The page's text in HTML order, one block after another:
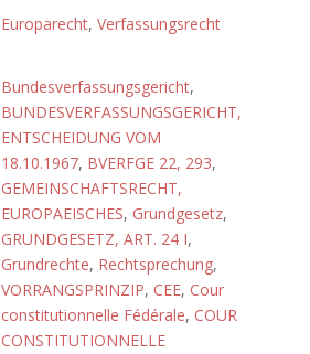
Europarecht, Verfassungsrecht
Bundesverfassungsgericht,
BUNDESVERFASSUNGSGERICHT,
ENTSCHEIDUNG VOM
18.10.1967, BVERFGE 22, 293,
GEMEINSCHAFTSRECHT,
EUROPAEISCHES, Grundgesetz,
GRUNDGESETZ, ART. 24 I,
Grundrechte, Rechtsprechung,
VORRANGSPRINZIP, CEE, Cour
constitutionnelle Fédérale, COUR
CONSTITUTIONNELLE